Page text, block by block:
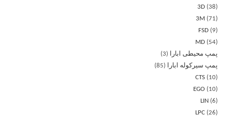
3D 38
3M
71
FSD
9
MD
54
پمپ محیطی ابارا
3
پمپ سیرکوله ابارا
85
CTS
10
EGO
10
LIN
6
LPC 26